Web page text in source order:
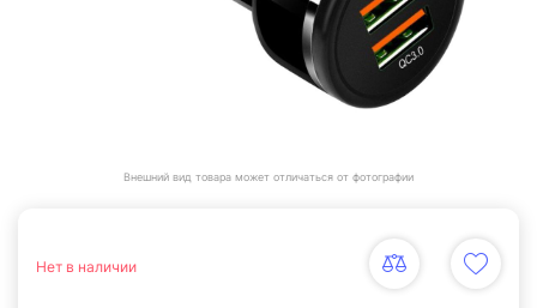
Внешний вид товара может отличаться от фотографии
Нет в наличии